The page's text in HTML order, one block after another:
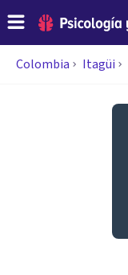
Colombia Itagüi